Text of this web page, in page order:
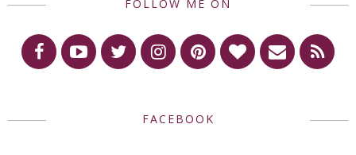
FOLLOW ME ON
FACEBOOK